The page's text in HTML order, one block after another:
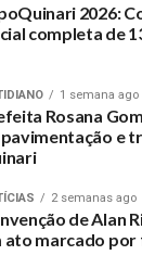
2026:
completa de
1 semana ago
Rosana
e
2 semanas ago
de Alan
ato marcado